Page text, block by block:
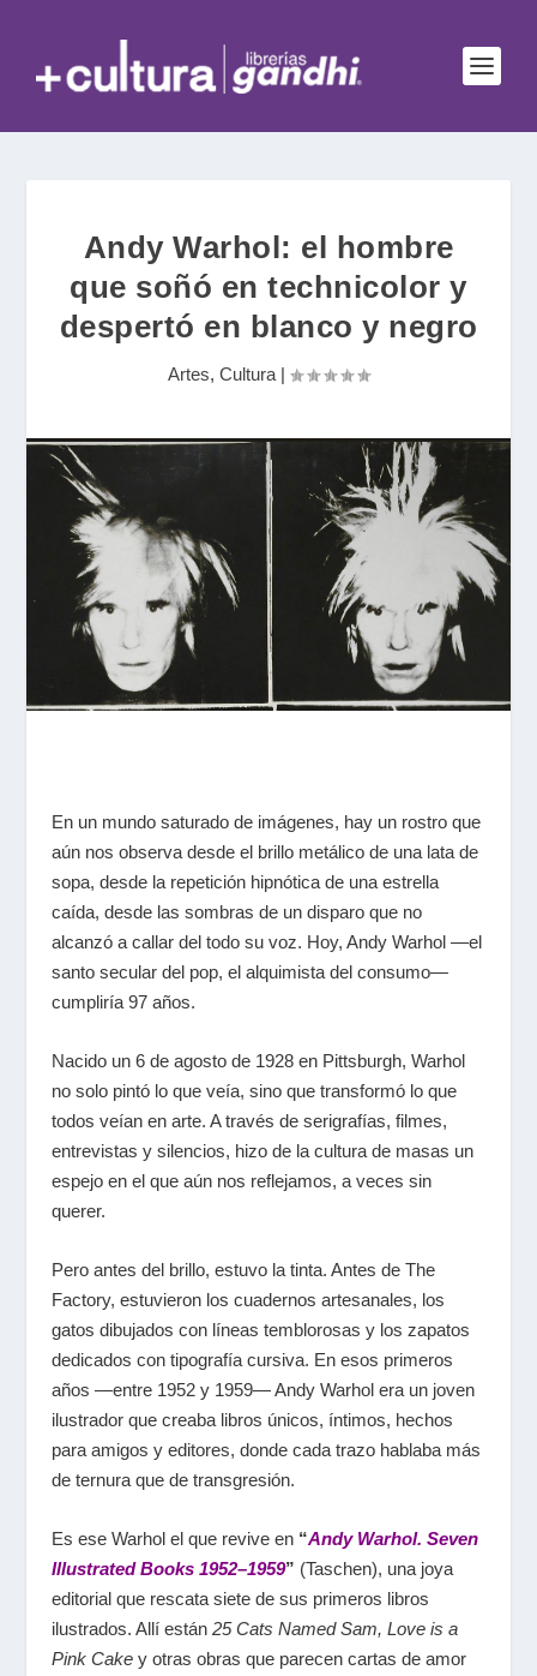
Andy Warhol: el hombre
que soñó en technicolor y
despertó en blanco y negro
Artes, Cultura |
En un mundo saturado de imágenes, hay un rostro que
aún nos observa desde el brillo metálico de una lata de
sopa, desde la repetición hipnótica de una estrella
caída, desde las sombras de un disparo que no
alcanzó a callar del todo su voz. Hoy, Andy Warhol —el
santo secular del pop, el alquimista del consumo—
cumpliría 97 años.
Nacido un 6 de agosto de 1928 en Pittsburgh, Warhol
no solo pintó lo que veía, sino que transformó lo que
todos veían en arte. A través de serigrafías, filmes,
entrevistas y silencios, hizo de la cultura de masas un
espejo en el que aún nos reflejamos, a veces sin
querer.
Pero antes del brillo, estuvo la tinta. Antes de The
Factory, estuvieron los cuadernos artesanales, los
gatos dibujados con líneas temblorosas y los zapatos
dedicados con tipografía cursiva. En esos primeros
años —entre 1952 y 1959— Andy Warhol era un joven
ilustrador que creaba libros únicos, íntimos, hechos
para amigos y editores, donde cada trazo hablaba más
de ternura que de transgresión.
Es ese Warhol el que revive en “Andy Warhol. Seven
Illustrated Books 1952–1959” (Taschen), una joya
editorial que rescata siete de sus primeros libros
ilustrados. Allí están 25 Cats Named Sam, Love is a
Pink Cakey otras obras que parecen cartas de amor